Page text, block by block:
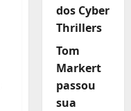
dos Cyber
Thrillers
Tom
Markert
passou
sua